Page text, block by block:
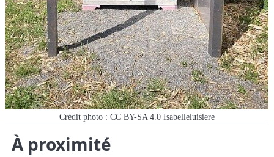
Crédit photo : CC BY-SA 4.0 Isabelleluisiere
À proximité